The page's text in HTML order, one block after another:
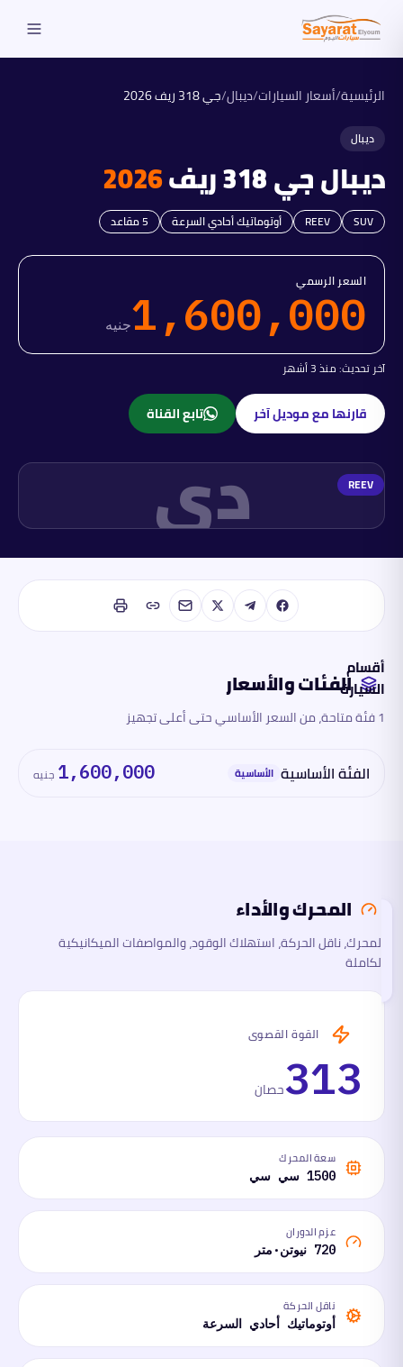
الرئيسية/أسعار السيارات/ديبال/جي 318 ريف 2026
REEV دي
ديبال
ديبالجي 318 ريف 2026
SUV
REEV أوتوماتيك أحادي السرعة 5مقاعد
السعر الرسمي
1,600,000جنيه
آخر تحديث:منذ 3 أشهر
قارنها مع موديل آخر تابع القناة
أقسام
السيارة
الفئات
السلامة
والتقنية
تقرأ
ما
لها
وما
عليها
الفئات والأسعار
1 فئة متاحة، من السعر الأساسي حتى أعلى تجهيز
الفئة الأساسية الأساسية 1,600,000 جنيه
المحرك والأداء
المحرك، ناقل الحركة، استهلاك الوقود، والمواصفات الميكانيكية
الكاملة
القوة القصوى
313حصان
سعة المحرك
1500 سي سي
عزم الدوران
720 نيوتن·متر
ناقل الحركة
أوتوماتيك أحادي السرعة